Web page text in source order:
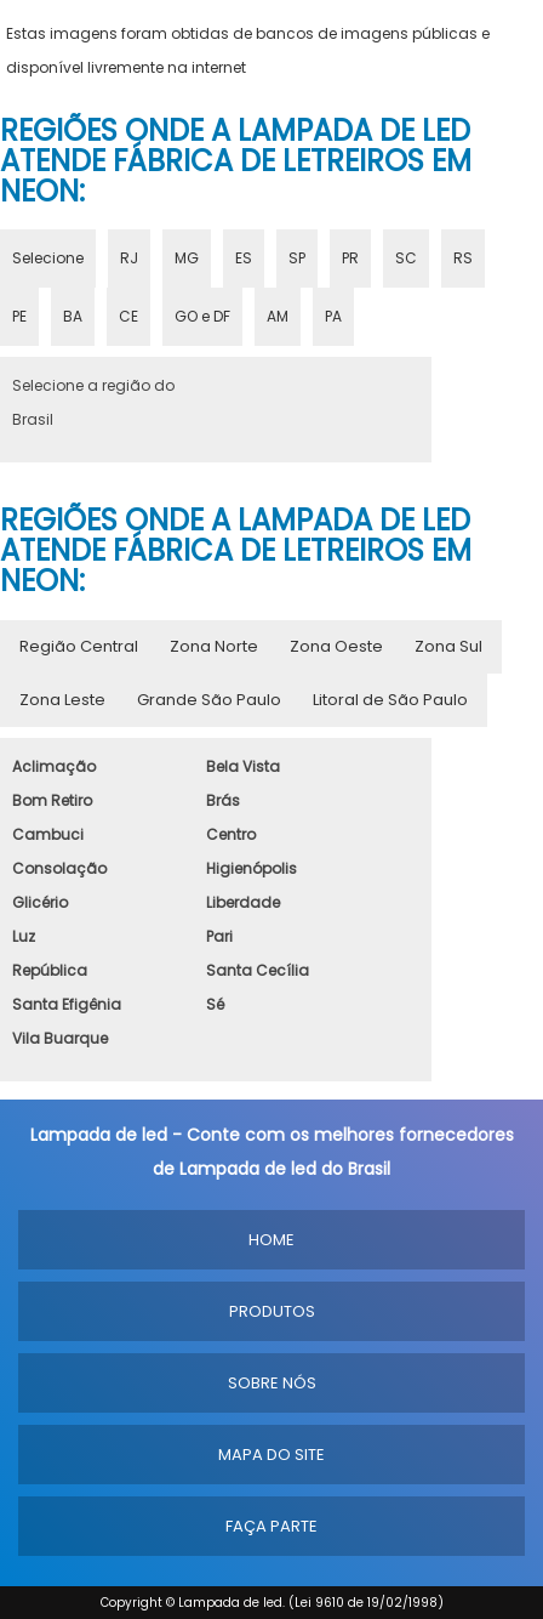
Estas imagens foram obtidas de bancos de imagens públicas e
disponível livremente na internet
REGIÕES ONDE A LAMPADA DE LED
ATENDE FÁBRICA DE LETREIROS EM
NEON:
Selecione RJ MG ES SP PR SC RS
PE BA CE GO e DF AM PA
Selecione a região do
Brasil
REGIÕES ONDE A LAMPADA DE LED
ATENDE FÁBRICA DE LETREIROS EM
NEON:
Região Central Zona Norte Zona Oeste Zona Sul
Zona Leste Grande São Paulo Litoral de São Paulo
Aclimação
Bela Vista
Bom Retiro
Brás
Cambuci
Centro
Consolação
Higienópolis
Glicério
Liberdade
Luz
Pari
República
Santa Cecília
Santa Efigênia
Sé
Vila Buarque
Lampada de led - Conte com os melhores fornecedores
de Lampada de led do Brasil
HOME
PRODUTOS
SOBRE NÓS
MAPA DO SITE
FAÇA PARTE
Copyright © Lampada de led. (Lei 9610 de 19/02/1998)